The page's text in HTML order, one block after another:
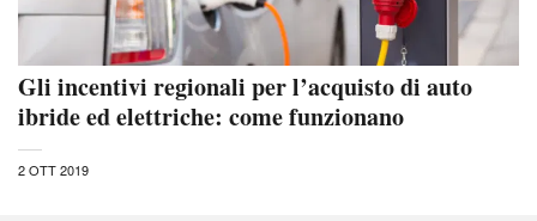
Gli incentivi regionali per l’acquisto di auto
ibride ed elettriche: come funzionano
2 OTT 2019